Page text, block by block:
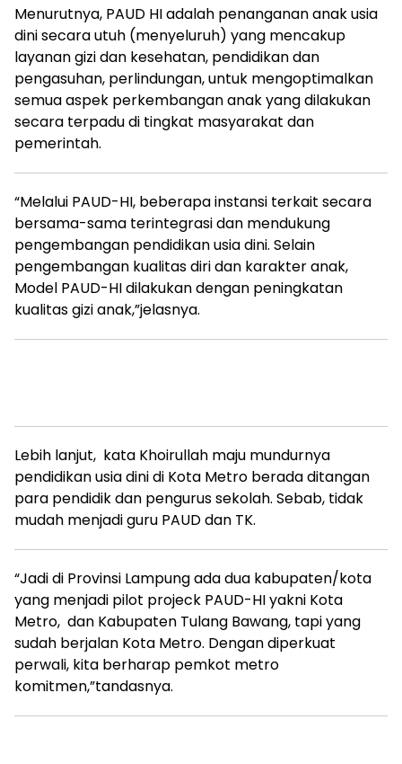
Menurutnya, PAUD HI adalah penanganan anak usia
dini secara utuh (menyeluruh) yang mencakup
layanan gizi dan kesehatan, pendidikan dan
pengasuhan, perlindungan, untuk mengoptimalkan
semua aspek perkembangan anak yang dilakukan
secara terpadu di tingkat masyarakat dan
pemerintah.
“Melalui PAUD-HI, beberapa instansi terkait secara
bersama-sama terintegrasi dan mendukung
pengembangan pendidikan usia dini. Selain
pengembangan kualitas diri dan karakter anak,
Model PAUD-HI dilakukan dengan peningkatan
kualitas gizi anak,”jelasnya.
Lebih lanjut, kata Khoirullah maju mundurnya
pendidikan usia dini di Kota Metro berada ditangan
para pendidik dan pengurus sekolah. Sebab, tidak
mudah menjadi guru PAUD dan TK.
“Jadi di Provinsi Lampung ada dua kabupaten/kota
yang menjadi pilot projeck PAUD-HI yakni Kota
Metro, dan Kabupaten Tulang Bawang, tapi yang
sudah berjalan Kota Metro. Dengan diperkuat
perwali, kita berharap pemkot metro
komitmen,”tandasnya.